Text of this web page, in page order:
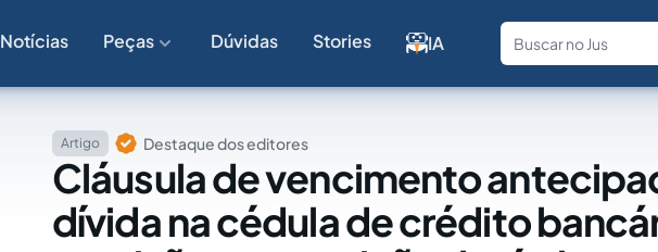
Notícias Peças Dúvidas Stories IA
Fale
Artigo Destaque dos editores
Cláusula de vencimento
dívida na cédula de crédito